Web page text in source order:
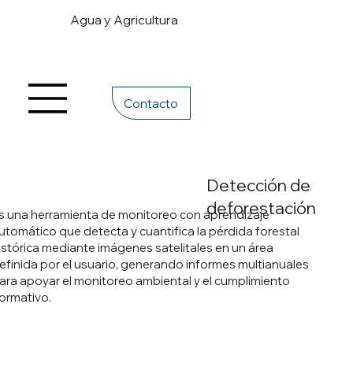
Agua y Agricultura
Contacto
Detección de
deforestación
una herramienta de monitoreo con aprendizaje
que detecta y cuantifica la pérdida forestal
mediante imágenes satelitales en un área
por el usuario, generando informes multianuales
apoyar el monitoreo ambiental y el cumplimiento